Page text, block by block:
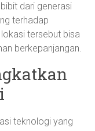
dari generasi
terhadap
tersebut bisa
berkepanjangan.
teknologi yang